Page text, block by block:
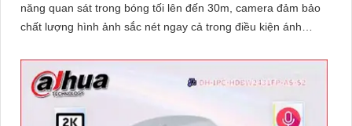
năng quan sát trong bóng tối lên đến 30m, camera đảm bảo
chất lượng hình ảnh sắc nét ngay cả trong điều kiện ánh